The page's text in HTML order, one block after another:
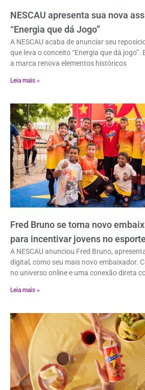
NESCAU apresenta sua nova
“Energia que dá Jogo”
A NESCAU acaba de anunciar seu
que leva o conceito “Energia que dá jogo”.
a marca renova elementos históricos
Leia mais »
Fred Bruno se torna novo
para incentivar jovens no
A NESCAU anunciou Fred Bruno,
digital, como seu mais novo embaixador.
no universo online e uma conexão direta
Leia mais »